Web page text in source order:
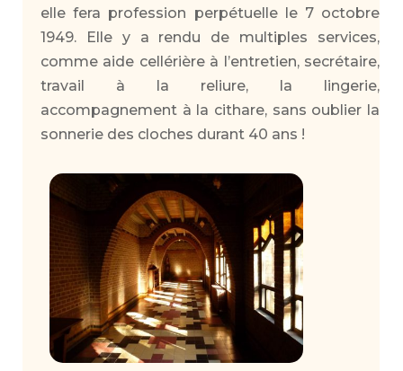
elle fera profession perpétuelle le 7 octobre
1949. Elle y a rendu de multiples services,
comme aide cellérière à l’entretien, secrétaire,
travail à la reliure, la lingerie,
accompagnement à la cithare, sans oublier la
sonnerie des cloches durant 40 ans !